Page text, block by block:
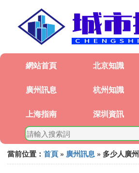
網站首頁 北京知識
廣州訊息 杭州知識
上海指南 深圳資訊
當前位置： 首頁 » 廣州訊息 » 多少人廣州